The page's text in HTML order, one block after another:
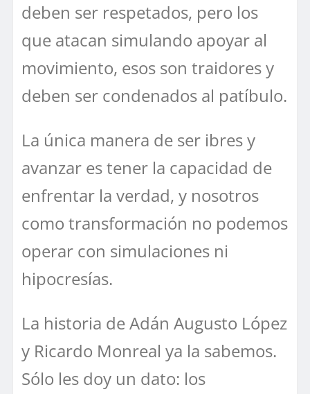
deben ser respetados, pero los
que atacan simulando apoyar al
movimiento, esos son traidores y
deben ser condenados al patíbulo.
La única manera de ser ibres y
avanzar es tener la capacidad de
enfrentar la verdad, y nosotros
como transformación no podemos
operar con simulaciones ni
hipocresías.
La historia de Adán Augusto López
y Ricardo Monreal ya la sabemos.
Sólo les doy un dato: los